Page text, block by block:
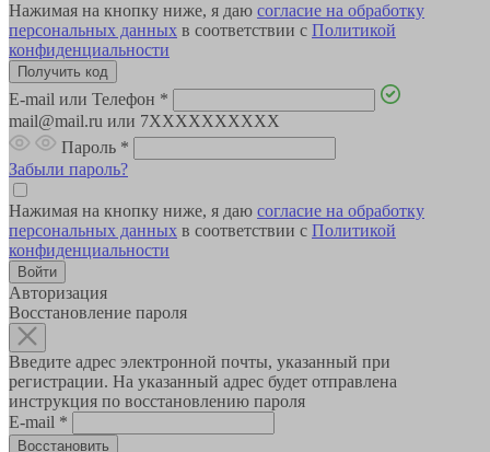
Нажимая на кнопку ниже, я даю согласие на обработку
персональных данных в соответствии с Политикой
конфиденциальности
E-mail или Телефон *
mail@mail.ru или 7XXXXXXXXXX
Пароль *
Забыли пароль?
Нажимая на кнопку ниже, я даю согласие на обработку
персональных данных в соответствии с Политикой
конфиденциальности
Авторизация
Восстановление пароля
Введите адрес электронной почты, указанный при
регистрации. На указанный адрес будет отправлена
инструкция по восстановлению пароля
E-mail *